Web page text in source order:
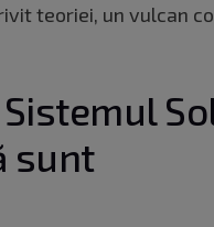
teoriei, un vulcan
sunt